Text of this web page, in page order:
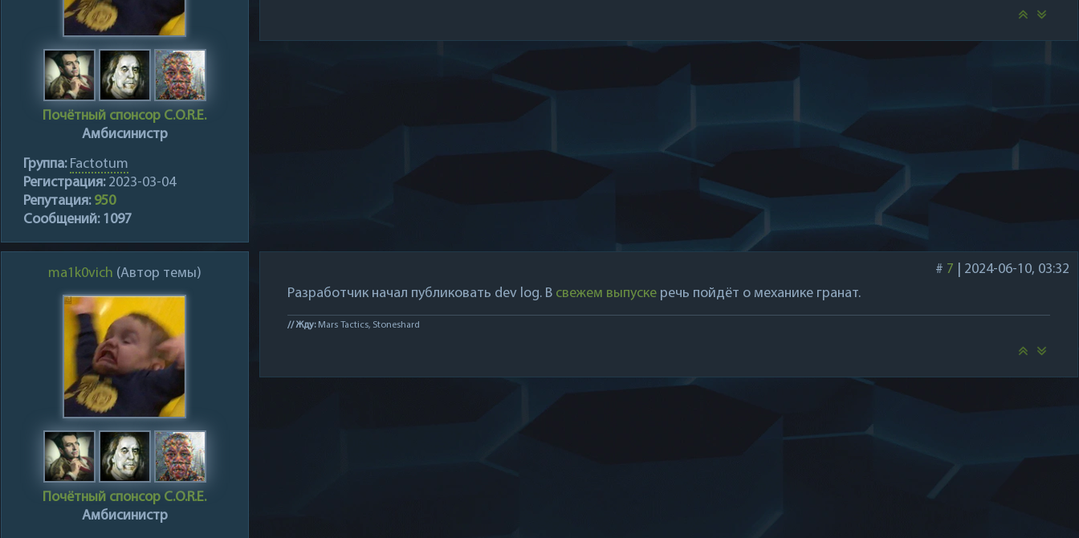
Почётный спонсор C.O.R.E.
Амбисинистр
Группа: Factotum
Регистрация:2023-03-04
Репутация: 950
Сообщений:1097
# 7
2024-06-10, 03:32
Разработчик начал публиковать dev log. В свежем выпускеречь пойдёт о механике гранат.
// Жду:Mars Tactics, Stoneshard
ma1k0vich (Автор темы)
Почётный спонсор C.O.R.E.
Амбисинистр